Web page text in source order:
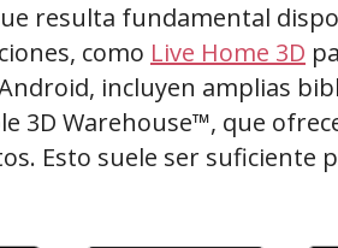
resulta fundamental
como Live Home 3D
incluyen amplias
3D Warehouse™, que
Esto suele ser suficiente